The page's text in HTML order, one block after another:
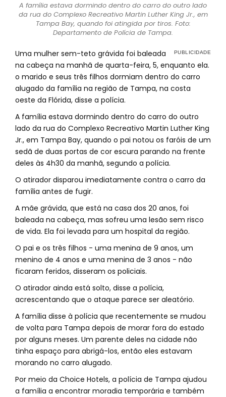
A família estava dormindo dentro do carro do outro lado
da rua do Complexo Recreativo Martin Luther King Jr., em
Tampa Bay, quando foi atingida por tiros. Foto:
Departamento de Polícia de Tampa.
Uma mulher sem-teto grávida foi baleada
na cabeça na manhã de quarta-feira, 5, enquanto ela.
o marido e seus três filhos dormiam dentro do carro
alugado da família na região de Tampa, na costa
oeste da Flórida, disse a polícia.
A família estava dormindo dentro do carro do outro
lado da rua do Complexo Recreativo Martin Luther King
Jr., em Tampa Bay, quando o pai notou os faróis de um
sedã de duas portas de cor escura parando na frente
deles às 4h30 da manhã, segundo a polícia.
O atirador disparou imediatamente contra o carro da
família antes de fugir.
A mãe grávida, que está na casa dos 20 anos, foi
baleada na cabeça, mas sofreu uma lesão sem risco
de vida. Ela foi levada para um hospital da região.
O pai e os três filhos - uma menina de 9 anos, um
menino de 4 anos e uma menina de 3 anos - não
ficaram feridos, disseram os policiais.
O atirador ainda está solto, disse a polícia,
acrescentando que o ataque parece ser aleatório.
A família disse à polícia que recentemente se mudou
de volta para Tampa depois de morar fora do estado
por alguns meses. Um parente deles na cidade não
tinha espaço para abrigá-los, então eles estavam
morando no carro alugado.
Por meio da Choice Hotels, a polícia de Tampa ajudou
a família a encontrar moradia temporária e também